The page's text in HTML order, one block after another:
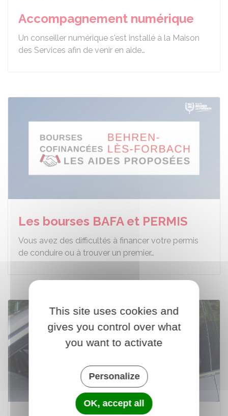
Accompagnement numérique
Un conseiller numérique s'est installé à la Maison
des Services afin de venir en aide…
Les bourses BAFA et PERMIS
Vous avez des difficultés à financer votre permis
de conduire ou à trouver un premier…
This site uses cookies and
gives you control over what
you want to activate
Personalize
OK, accept all